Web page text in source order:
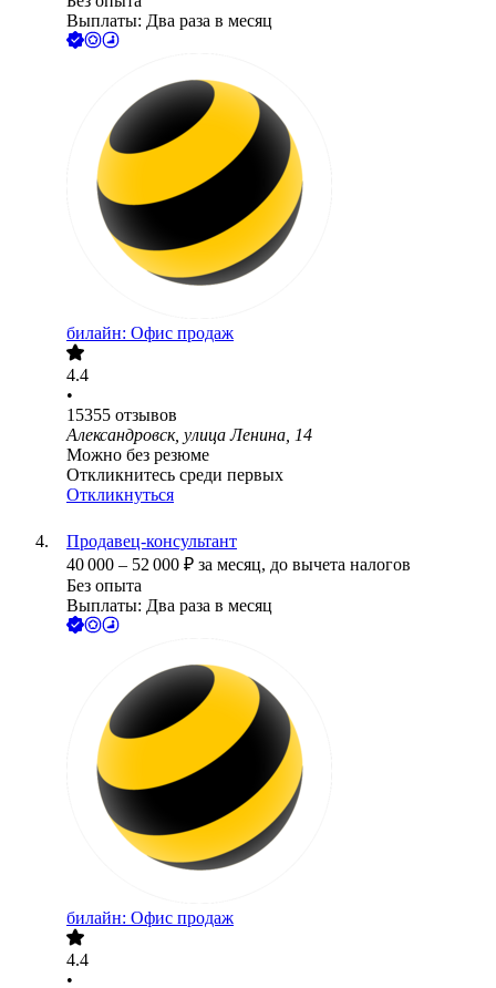
Выплаты: Два раза в месяц
билайн: Офис продаж
4.4
•
15355 отзывов
Александровск, улица Ленина, 14
Можно без резюме
Откликнитесь среди первых
Откликнуться
Продавец-консультант
40 000 – 52 000 ₽ за месяц, до вычета налогов
Без опыта
Выплаты: Два раза в месяц
билайн: Офис продаж
4.4
•